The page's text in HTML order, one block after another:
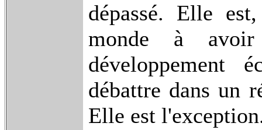
dépassé. Elle
monde à
développement
débattre dans un
Elle est